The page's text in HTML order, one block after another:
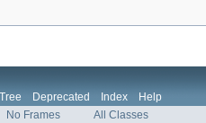
Tree Deprecated Index
Help
No Frames All Classes